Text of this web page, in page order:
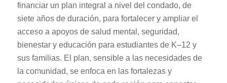
financiar un plan integral a nivel del condado, de
siete años de duración, para fortalecer y ampliar el
acceso a apoyos de salud mental, seguridad,
bienestar y educación para estudiantes de K–12 y
sus familias. El plan, sensible a las necesidades de
la comunidad, se enfoca en las fortalezas y